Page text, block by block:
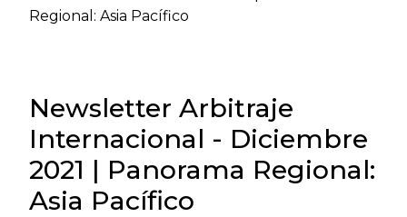
Regional: Asia Pacífico
Newsletter Arbitraje
Internacional - Diciembre
2021 | Panorama Regional:
Asia Pacífico